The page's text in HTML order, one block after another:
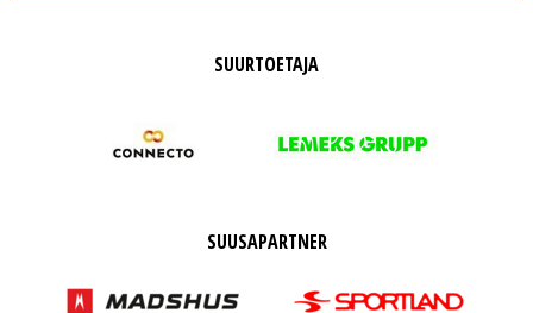
SUURTOETAJA
SUUSAPARTNER